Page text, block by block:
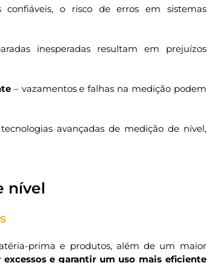
confiáveis, o risco de erros em sistemas
inesperadas resultam em prejuízos
– vazamentos e falhas na medição podem
avançadas de medição de nível,
nível
prima e produtos, além de um maior
excessos e garantir um uso mais eficiente